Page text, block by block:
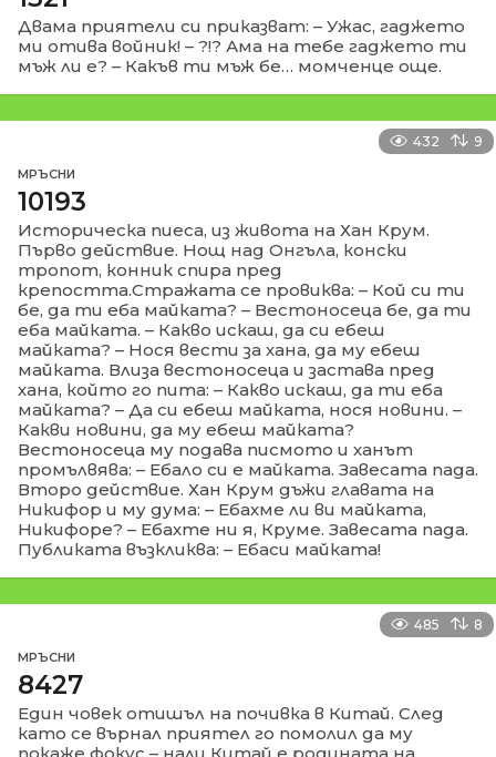
Двама приятели си приказват: – Ужас, гаджето
ми отива войник! – ?!? Ама на тебе гаджето ти
мъж ли е? – Какъв ти мъж бе… момченце още.
432 9
МРЪСНИ
10193
Историческа пиеса, из живота на Хан Крум.
Първо действие. Нощ над Онгъла, конски
тропот, конник спира пред
крепостта.Стражата се провиква: – Кой си ти
бе, да ти еба майката? – Вестоносеца бе, да ти
еба майката. – Какво искаш, да си ебеш
майката? – Нося вести за хана, да му ебеш
майката. Влиза вестоносеца и застава пред
хана, който го пита: – Какво искаш, да ти еба
майката? – Да си ебеш майката, нося новини. –
Какви новини, да му ебеш майката?
Вестоносеца му подава писмото и ханът
промълвява: – Ебало си е майката. Завесата пада.
Второ действие. Хан Крум дъжи главата на
Никифор и му дума: – Ебахме ли ви майката,
Никифоре? – Ебахте ни я, Круме. Завесата пада.
Публиката възкликва: – Ебаси майката!
485 8
МРЪСНИ
8427
Един човек отишъл на почивка в Китай. След
като се върнал приятел го помолил да му
покаже фокус – нали Китай е родината на